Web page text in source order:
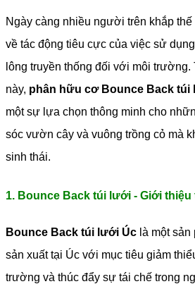
Ngày càng nhiều người trên khắp
về tác động tiêu cực của việc sử
lông truyền thống đối với môi trường.
này, phân hữu cơ Bounce Back túi
một sự lựa chọn thông minh cho
sóc vườn cây và vuông trồng cỏ mà
sinh thái.
1. Bounce Back túi lưới - Giới thiệu
Bounce Back túi lưới Úc là một
sản xuất tại Úc với mục tiêu giảm
trường và thúc đẩy sự tái chế trong